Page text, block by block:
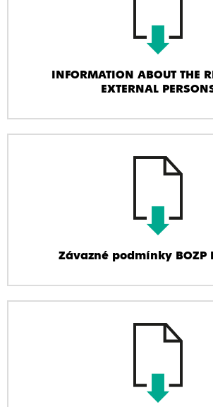
INFORMATION ABOUT THE
EXTERNAL
Závazné podmínky BOZP